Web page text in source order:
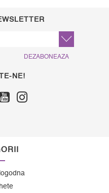
DEZABONEAZA
NE!